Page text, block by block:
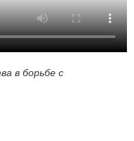
в борьбе с